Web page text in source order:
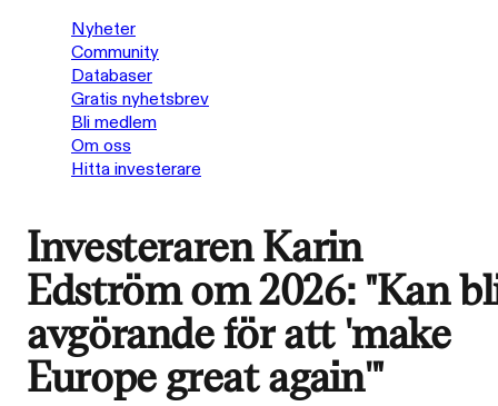
Nyheter
Community
Databaser
Gratis nyhetsbrev
Bli medlem
Om oss
Hitta investerare
Investeraren Karin
Edström om 2026: "Kan
avgörande för att 'make
Europe great again'"